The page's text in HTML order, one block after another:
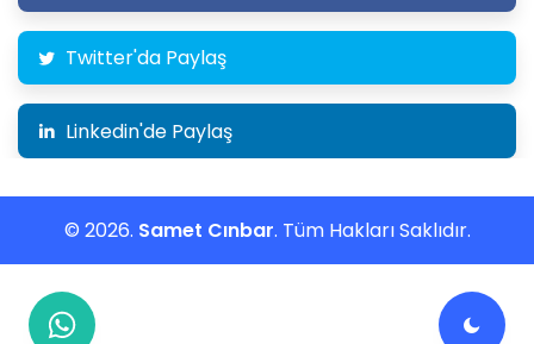
Twitter'da Paylaş
Linkedin'de Paylaş
© 2026. Samet Cınbar. Tüm Hakları Saklıdır.